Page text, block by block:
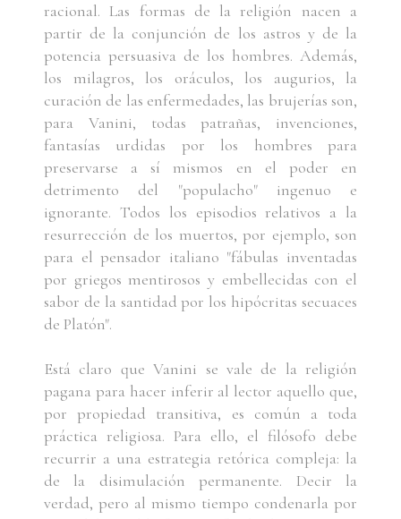
racional. Las formas de la religión nacen a
partir de la conjunción de los astros y de la
potencia persuasiva de los hombres. Además,
los milagros, los oráculos, los augurios, la
curación de las enfermedades, las brujerías son,
para Vanini, todas patrañas, invenciones,
fantasías urdidas por los hombres para
preservarse a sí mismos en el poder en
detrimento del "populacho" ingenuo e
ignorante. Todos los episodios relativos a la
resurrección de los muertos, por ejemplo, son
para el pensador italiano "fábulas inventadas
por griegos mentirosos y embellecidas con el
sabor de la santidad por los hipócritas secuaces
de Platón".
Está claro que Vanini se vale de la religión
pagana para hacer inferir al lector aquello que,
por propiedad transitiva, es común a toda
práctica religiosa. Para ello, el filósofo debe
recurrir a una estrategia retórica compleja: la
de la disimulación permanente. Decir la
verdad, pero al mismo tiempo condenarla por